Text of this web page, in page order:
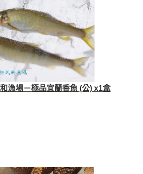
漁場－極品宜蘭香魚 (公) x1盒